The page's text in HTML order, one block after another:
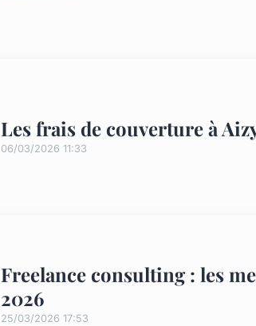
Les frais de couverture à
06/03/2026 11:33
Freelance consulting : les
2026
25/03/2026 17:53